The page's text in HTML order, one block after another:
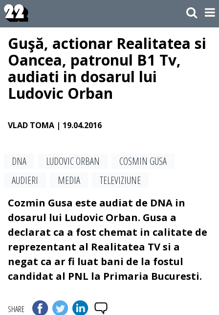
Guşă, actionar Realitatea si
Oancea, patronul B1 Tv,
audiati in dosarul lui
Ludovic Orban
VLAD TOMA | 19.04.2016
DNA LUDOVIC ORBAN
COSMIN GUSA
AUDIERI
MEDIA
TELEVIZIUNE
Cozmin Gusa este audiat de DNA in
dosarul lui Ludovic Orban. Gusa a
declarat ca a fost chemat in calitate de
reprezentant al Realitatea TV si a
negat ca ar fi luat bani de la fostul
candidat al PNL la Primaria Bucuresti.
SHARE